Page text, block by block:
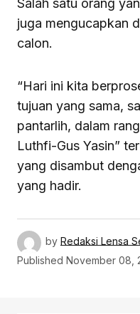
Salah satu orang
juga mengucapkan
calon.
“Hari ini kita
tujuan yang sama,
pantarlih, dalam
Luthfi-Gus Yasin”
yang disambut
yang hadir.
by Redaksi Lensa
Published November 08,